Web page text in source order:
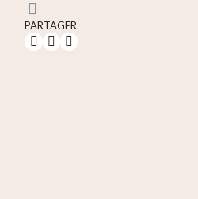
PARTAGER